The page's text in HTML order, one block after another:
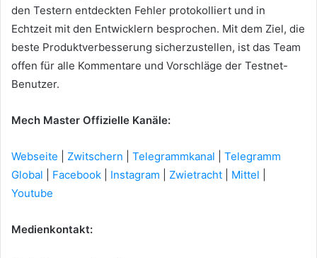
den Testern entdeckten Fehler protokolliert und in
Echtzeit mit den Entwicklern besprochen. Mit dem Ziel, die
beste Produktverbesserung sicherzustellen, ist das Team
offen für alle Kommentare und Vorschläge der Testnet-
Benutzer.
Mech Master Offizielle Kanäle:
Webseite Zwitschern Telegrammkanal
Telegramm
Global
Facebook Instagram Zwietracht Mittel
Youtube
Medienkontakt: